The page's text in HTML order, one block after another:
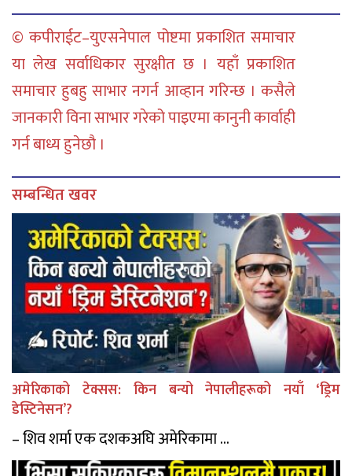
© कपीराईट–युएसनेपाल पोष्टमा प्रकाशित समाचार
या लेख सर्वाधिकार सुरक्षीत छ । यहाँ प्रकाशित
समाचार हुबहु साभार नगर्न आव्हान गरिन्छ । कसैले
जानकारी विना साभार गरेको पाइएमा कानुनी कार्वाही
गर्न बाध्य हुनेछौ ।
सम्बन्धित खवर
अमेरिकाको टेक्सस: किन बन्यो नेपालीहरूको नयाँ ‘ड्रिम
डेस्टिनेसन’?
– शिव शर्मा एक दशकअघि अमेरिकामा ...